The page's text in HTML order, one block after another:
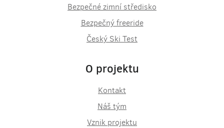
Bezpečné zimní středisko
Bezpečný freeride
Český Ski Test
O projektu
Kontakt
Náš tým
Vznik projektu